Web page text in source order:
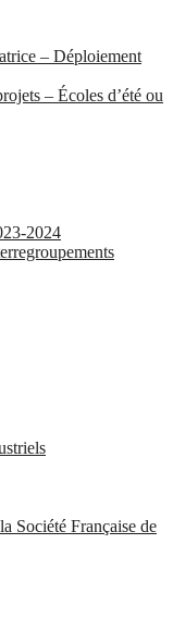
– Déploiement
– Écoles d’été ou
2024
Société Française de